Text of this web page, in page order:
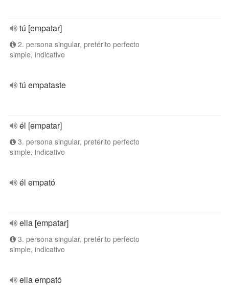
tú [empatar]
2. persona singular, pretérito perfecto
simple, indicativo
tú empataste
él [empatar]
3. persona singular, pretérito perfecto
simple, indicativo
él empató
ella [empatar]
3. persona singular, pretérito perfecto
simple, indicativo
ella empató